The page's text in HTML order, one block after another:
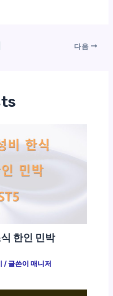
다음
한인 민박
/ 글쓴이 매니저